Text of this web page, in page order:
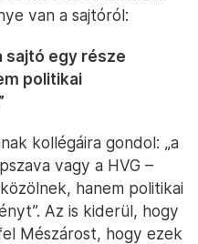
van a sajtóról:
sajtó egy része
politikai
kollégáira gondol: „a
vagy a HVG –
hanem politikai
Az is kiderül, hogy
Mészárost, hogy ezek